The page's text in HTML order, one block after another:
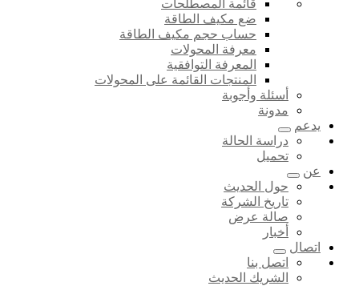
قائمة المصطلحات
ضع مكيف الطاقة
حساب حجم مكيف الطاقة
معرفة المحولات
المعرفة التوافقية
المنتجات القائمة على المحولات
أسئلة وأجوبة
مدونة
يدعم
دراسة الحالة
تحميل
عن
حول الحديث
تاريخ الشركة
صالة عرض
أخبار
اتصال
اتصل بنا
الشريك الحديث